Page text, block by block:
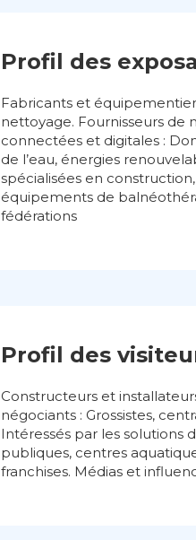
Profil des
Fabricants et
nettoyage. Fournisseurs de
connectées et digitales :
de l’eau, énergies
spécialisées en
équipements de
fédérations
Profil des
Constructeurs et
négociants : Grossistes,
Intéressés par les solutions
publiques, centres
franchises. Médias et